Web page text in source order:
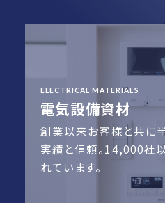
ELECTRICAL MATERIALS
電気設備資材
創業以来お客様と共に
実績と信頼。14,000社
れています。